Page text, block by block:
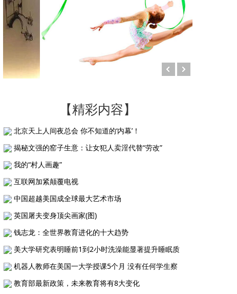
【精彩内容】
北京天上人间夜总会 你不知道的‘内幕’！
揭秘文强的窑子生意：让女犯人卖淫代替“劳改”
我的“村人画趣”
互联网加紧颠覆电视
中国超越美国成全球最大艺术市场
英国屠夫变身顶尖画家(图)
钱志龙：全世界教育进化的十大趋势
美大学研究表明睡前1到2小时洗澡能显著提升睡眠质
机器人教师在美国一大学授课5个月 没有任何学生察
教育部最新政策，未来教育将有8大变化